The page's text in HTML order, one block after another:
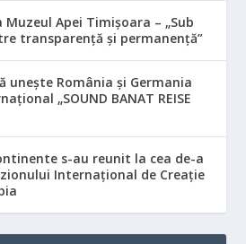
Apei Timișoara – „Sub
transparență și permanență”
unește România și Germania
„SOUND BANAT REISE
s-au reunit la cea de-a
Internațional de Creație